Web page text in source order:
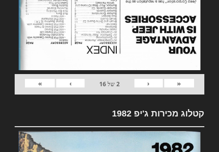
«
‹
2של16
›
»
קטלוג מכירות ג'יפ 1982